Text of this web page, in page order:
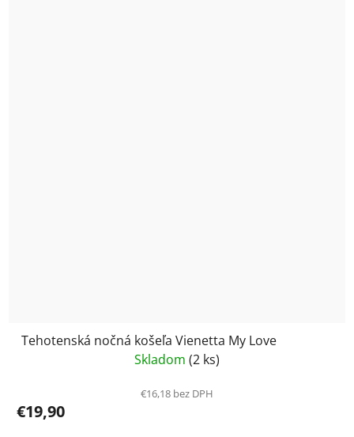
Tehotenská nočná košeľa Vienetta My Love
Skladom (2 ks)
€16,18 bez DPH
€19,90